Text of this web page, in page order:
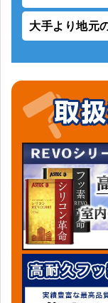
大手より地元